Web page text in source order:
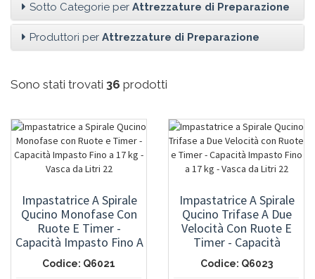
Sotto Categorie per Attrezzature di Preparazione
Produttori per Attrezzature di Preparazione
Sono stati trovati 36 prodotti
Impastatrice A Spirale
Qucino Monofase Con
Ruote E Timer -
Capacità Impasto Fino A
17 Kg - Vasca Da Litri 22
Codice: Q6021
Impastatrice A Spirale
Qucino Trifase A Due
Velocità Con Ruote E
Timer - Capacità
Impasto Fino A 17 Kg -
Vasca Da Litri 22
Codice: Q6023